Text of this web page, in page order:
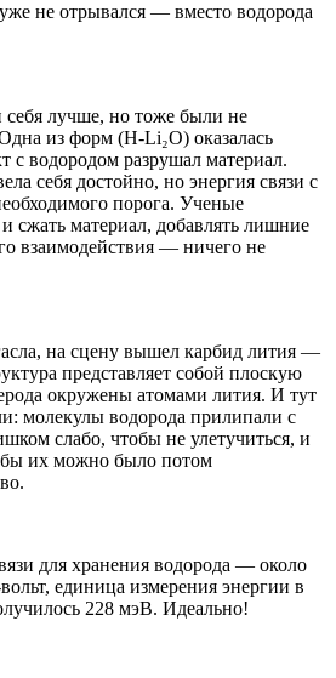
не отрывался — вместо водорода
лучше, но тоже были не
из форм (H-Li₂O) оказалась
с водородом разрушал материал.
себя достойно, но энергия связи с
порога. Ученые
сжать материал, добавлять лишние
взаимодействия — ничего не
на сцену вышел карбид лития —
представляет собой плоскую
окружены атомами лития. И тут
молекулы водорода прилипали с
слабо, чтобы не улетучиться, и
их можно было потом
для хранения водорода — около
единица измерения энергии в
228 мэВ. Идеально!